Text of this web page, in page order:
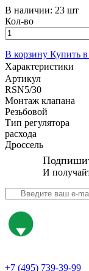
В наличии: 23 шт
Кол-во
В корзину Купить
Характеристики
Артикул
RSN5/30
Монтаж клапана
Резьбовой
Тип регулятора
расхода
Дроссель
И
+7 (495) 739-39-99